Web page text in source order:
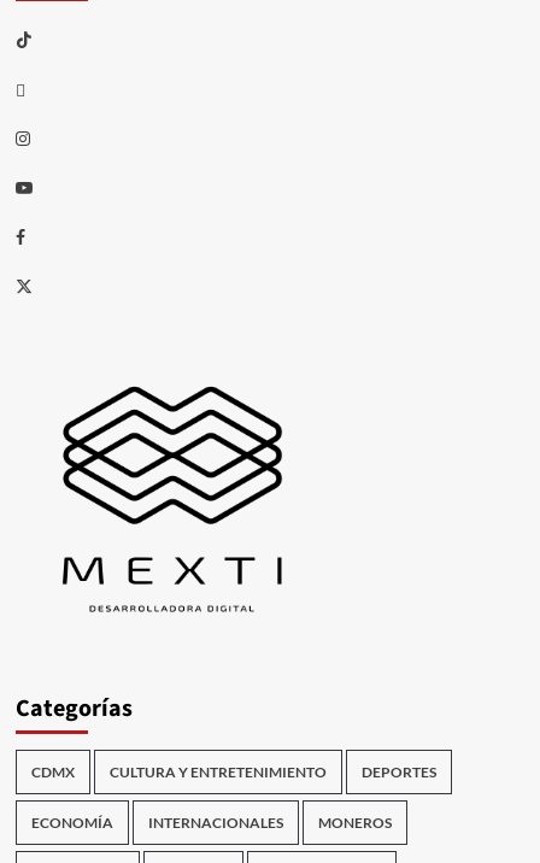
TikTok
threads
Instagram
Youtube
Facebook
X
Categorías
CDMX CULTURA Y ENTRETENIMIENTO DEPORTES
ECONOMÍA INTERNACIONALES MONEROS